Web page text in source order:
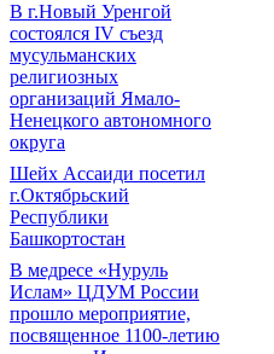
В г.Новый Уренгой
состоялся IV съезд
мусульманских
религиозных
организаций Ямало-
Ненецкого автономного
округа
Шейх Ассаиди посетил
г.Октябрьский
Республики
Башкортостан
В медресе «Нуруль
Ислам» ЦДУМ России
прошло мероприятие,
посвященное 1100-летию